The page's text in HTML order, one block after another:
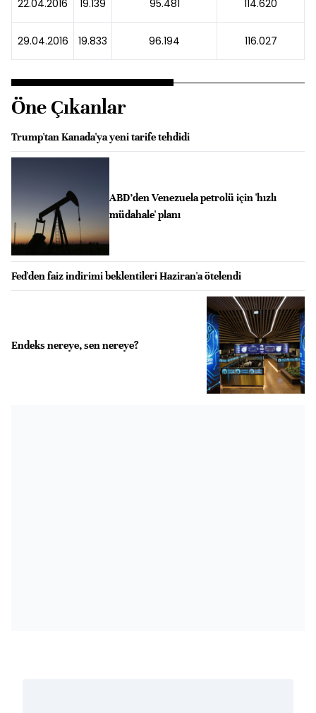
22.04.2016 19.139 95.481 114.620
29.04.2016 19.833 96.194 116.027
Öne Çıkanlar
Trump'tan Kanada'ya yeni tarife tehdidi
ABD’den Venezuela petrolü için 'hızlı
müdahale' planı
Fed'den faiz indirimi beklentileri Haziran'a ötelendi
Endeks nereye, sen nereye?